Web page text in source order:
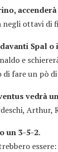
ottavi di
Spal o
e
di fare un pò
vedrà
Arthur,
un 3-5-2.
essere: